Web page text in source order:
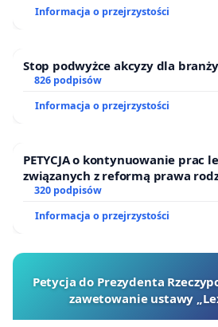
Informacja o przejrzystości
Stop podwyżce akcyzy dla
826 podpisów
Informacja o przejrzystości
PETYCJA o kontynuowanie prac
związanych z reformą prawa
320 podpisów
Informacja o przejrzystości
Petycja do Prezydenta
zawetowanie ustawy